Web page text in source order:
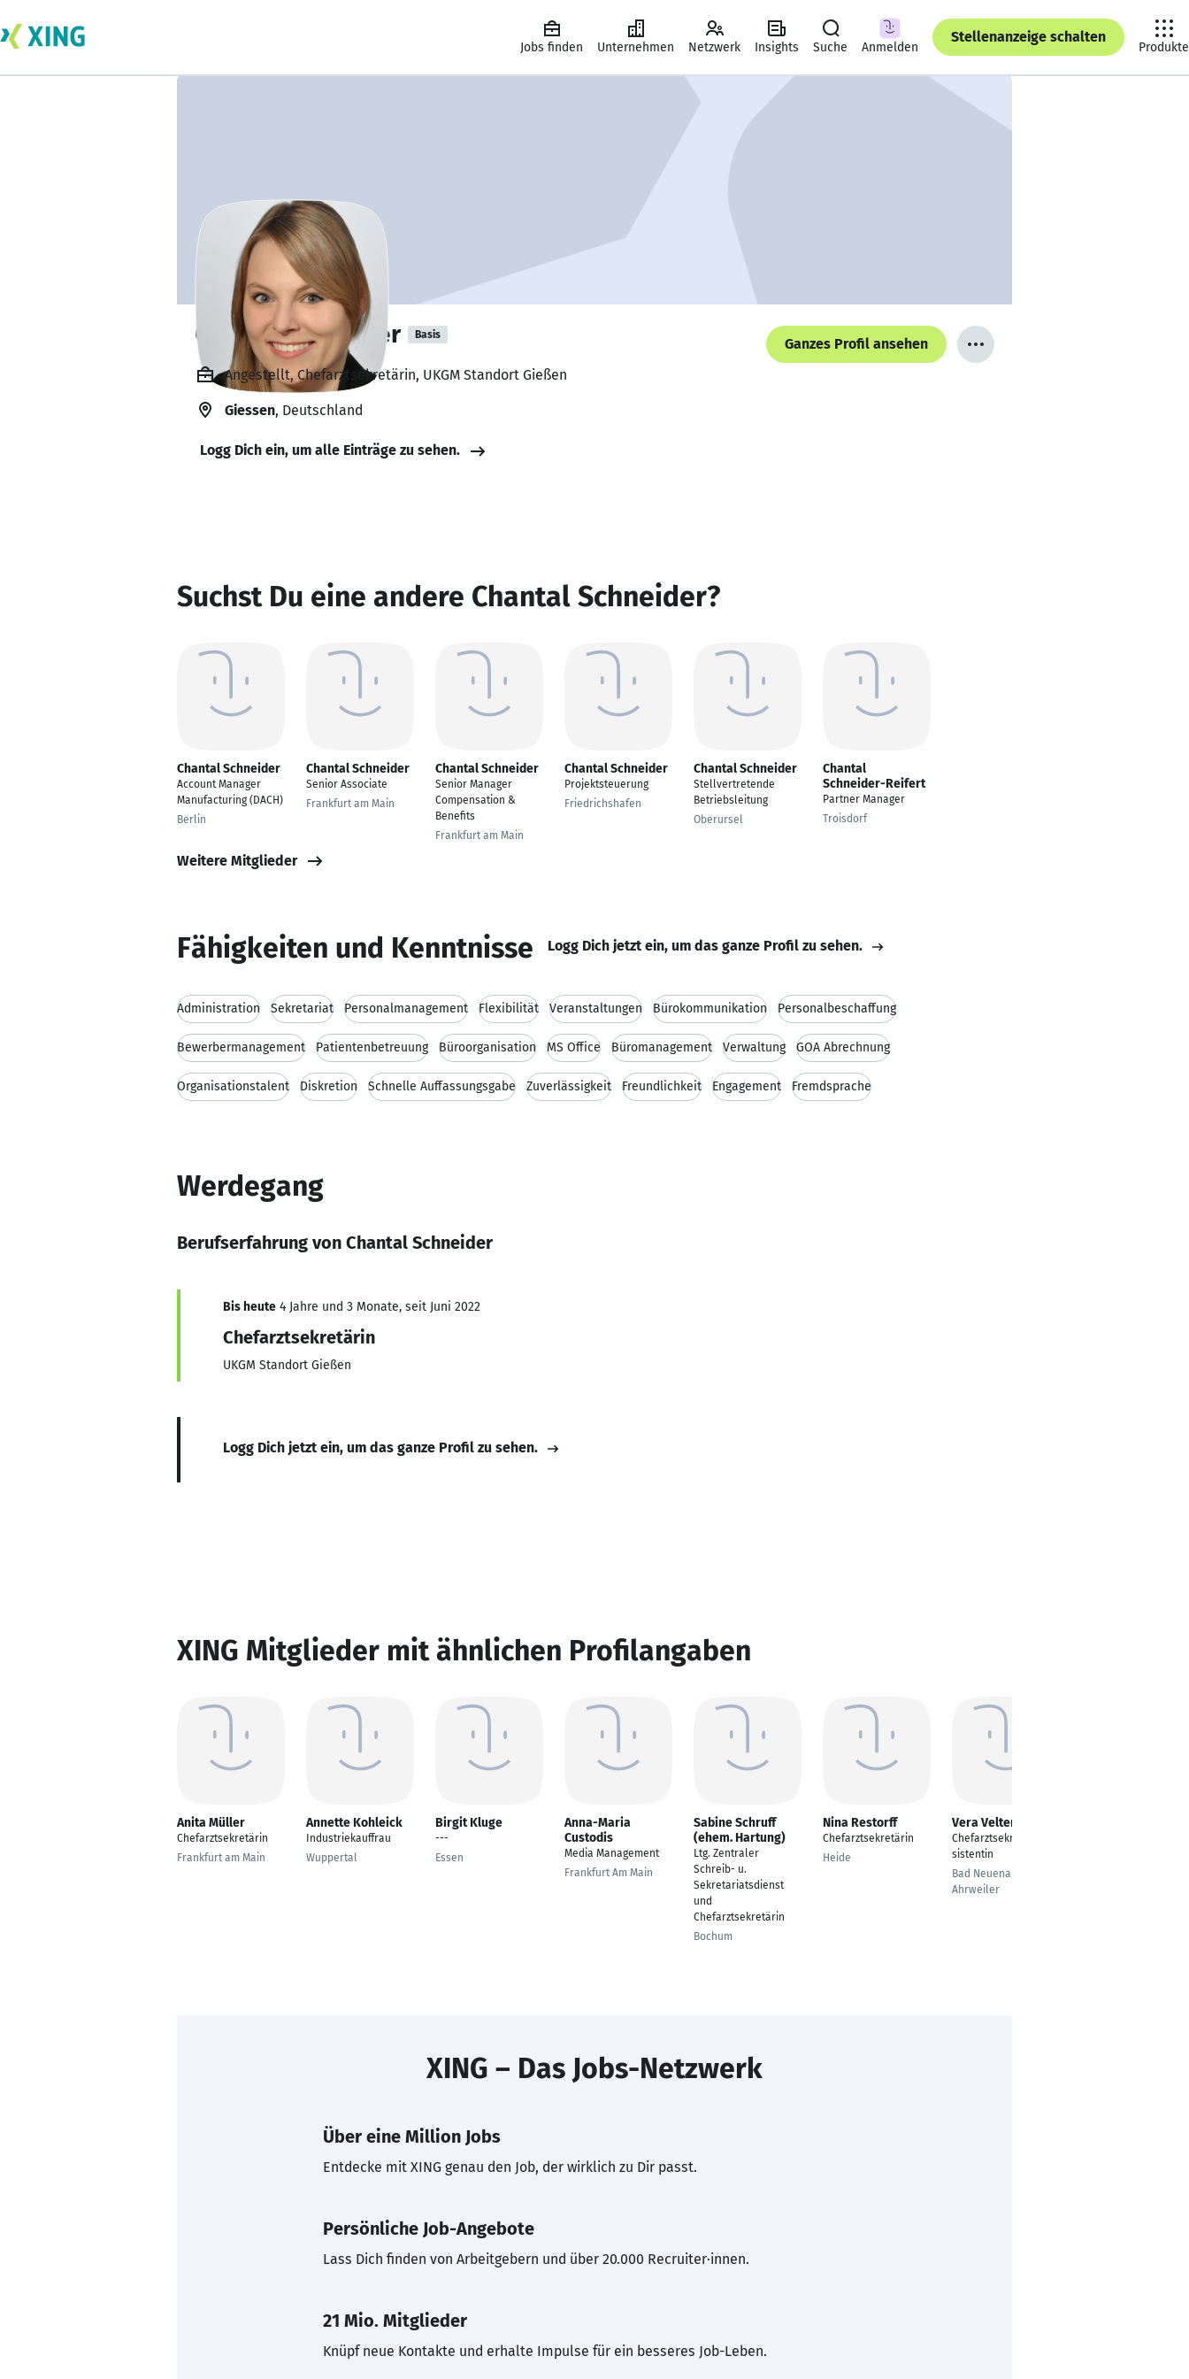
Jobs finden Unternehmen Netzwerk Insights Suche Anmelden
Stellenanzeige schalten
Produkte
Chantal Schneider Basis
Ganzes Profil ansehen
Angestellt, Chefarztsekretärin, UKGM Standort Gießen
Giessen, Deutschland
Logg Dich ein, um alle Einträge zu sehen.
Suchst Du eine andere Chantal Schneider?
Chantal Schneider
Account Manager
Manufacturing (DACH)
Berlin
Chantal Schneider
Senior Associate
Frankfurt am Main
Chantal Schneider
Senior Manager
Compensation &
Benefits
Frankfurt am Main
Chantal Schneider
Projektsteuerung
Friedrichshafen
Chantal Schneider
Stellvertretende
Betriebsleitung
Oberursel
Chantal
Schneider-Reifert
Partner Manager
Troisdorf
Weitere Mitglieder
Fähigkeiten und Kenntnisse Logg Dich jetzt ein, um das ganze Profil zu sehen.
Administration Sekretariat Personalmanagement Flexibilität Veranstaltungen Bürokommunikation Personalbeschaffung
Bewerbermanagement Patientenbetreuung Büroorganisation MS Office Büromanagement Verwaltung GOÄ Abrechnung
Organisationstalent Diskretion Schnelle Auffassungsgabe Zuverlässigkeit Freundlichkeit Engagement Fremdsprache
Werdegang
Berufserfahrung von Chantal Schneider
Bis heute 4 Jahre und 3 Monate, seit Juni 2022
Chefarztsekretärin
UKGM Standort Gießen
Logg Dich jetzt ein, um das ganze Profil zu sehen.
XING Mitglieder mit ähnlichen Profilangaben
Anita Müller
Chefarztsekretärin
Frankfurt am Main
Annette Kohleick
Industriekauffrau
Wuppertal
Birgit Kluge
---
Essen
Anna-Maria
Custodis
Media Management
Frankfurt Am Main
Sabine Schruff
(ehem. Hartung)
Ltg. Zentraler
Schreib- u.
Sekretariatsdienst
und
Chefarztsekretärin
Bochum
Nina Restorff
Chefarztsekretärin
Heide
Vera Velten
Chefarztsekretärin/As
sistentin
Bad Neuenahr-
Ahrweiler
XING – Das Jobs-Netzwerk
Über eine Million Jobs
Entdecke mit XING genau den Job, der wirklich zu Dir passt.
Persönliche Job-Angebote
Lass Dich finden von Arbeitgebern und über 20.000 Recruiter·innen.
21 Mio. Mitglieder
Knüpf neue Kontakte und erhalte Impulse für ein besseres Job-Leben.